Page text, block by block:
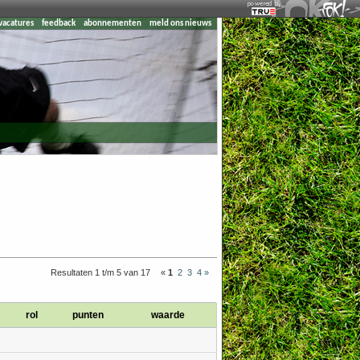
feedback abonnementen meld ons nieuws
Resultaten 1 t/m 5 van 17 « 1 2 3 4 »
rol punten waarde